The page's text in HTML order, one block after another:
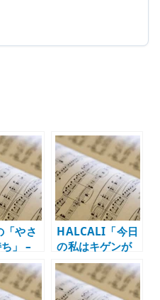
やさ
」 –
立つ
HALCALI「今日
の私はキゲンが
い～い」 – ゆる
さが作るポップ
の強さ